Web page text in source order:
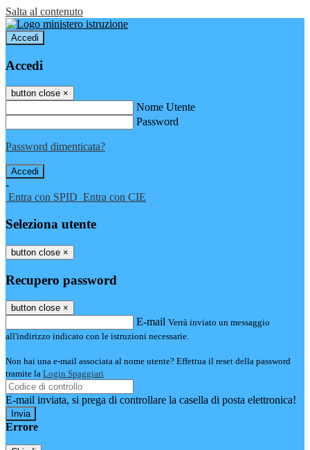
Salta al contenuto
Accedi
Accedi
button close ×
Nome Utente
Password
Password dimenticata?
-
Entra con SPID Entra con CIE
Seleziona utente
button close ×
Recupero password
button close ×
E-mail Verrà inviato un messaggio
all'indirizzo indicato con le istruzioni necessarie.
Non hai una e-mail associata al nome utente? Effettua il reset della password
tramite la Login Spaggiari
E-mail inviata, si prega di controllare la casella di posta elettronica!
Errore